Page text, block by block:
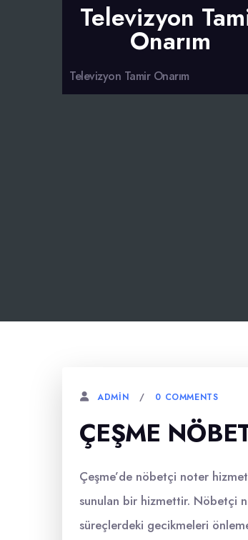
Televizyon
Onarım
Televizyon Tamir Onarım
ADMIN 0 COMMENTS
ÇEŞME
Çeşme’de nöbetçi noter
sunulan bir hizmettir. Nöbetçi
süreçlerdeki gecikmeleri